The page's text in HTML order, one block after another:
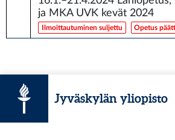
ja MKA UVK kevät 2024
Ilmoittautuminen suljettu Opetus
Jyväskylän yliopisto